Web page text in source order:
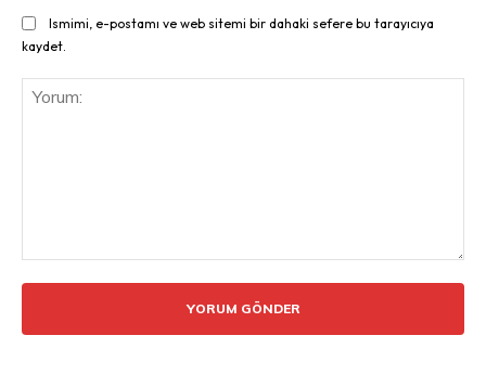
Ismimi, e-postamı ve web sitemi bir dahaki sefere bu tarayıcıya
kaydet.